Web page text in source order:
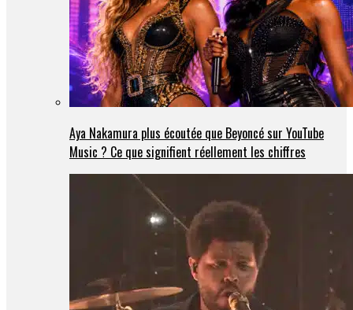
Aya Nakamura plus écoutée que Beyoncé sur YouTube
Music ? Ce que signifient réellement les chiffres